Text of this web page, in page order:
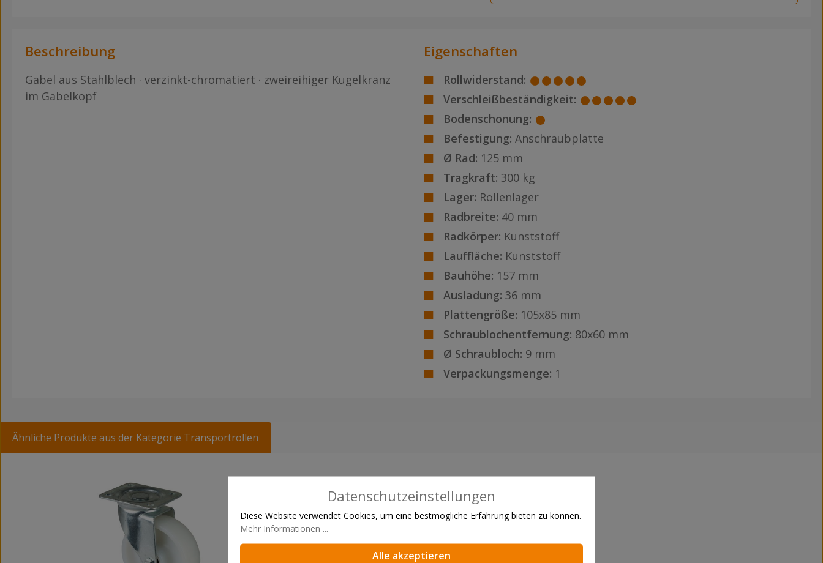
Beschreibung
Gabel aus Stahlblech · verzinkt-chromatiert · zweireihiger Kugelkranz
im Gabelkopf
Eigenschaften
Rollwiderstand:
Verschleißbeständigkeit:
Bodenschonung:
Befestigung: Anschraubplatte
Ø Rad: 125 mm
Tragkraft: 300 kg
Lager: Rollenlager
Radbreite: 40 mm
Radkörper: Kunststoff
Lauffläche: Kunststoff
Bauhöhe: 157 mm
Ausladung: 36 mm
Plattengröße: 105x85 mm
Schraublochentfernung: 80x60 mm
Ø Schraubloch: 9 mm
Verpackungsmenge: 1
Ähnliche Produkte aus der Kategorie Transportrollen
Datenschutzeinstellungen
Diese Website verwendet Cookies, um eine bestmögliche Erfahrung bieten zu können.
Mehr Informationen ...
Alle akzeptieren